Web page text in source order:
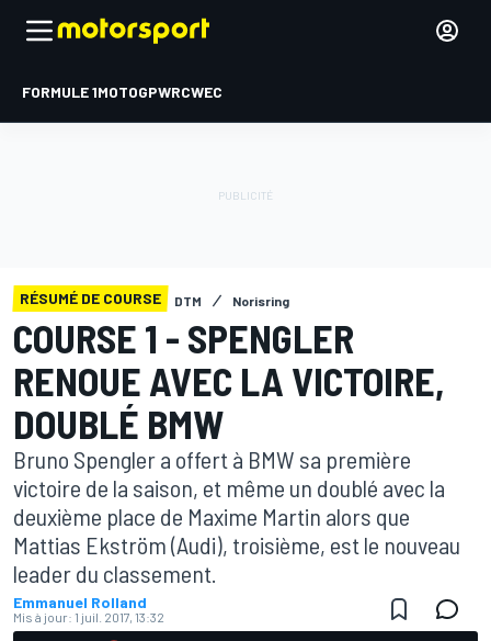
FORMULE 1MOTOGPWRCWEC
RÉSUMÉ DE COURSE DTM Norisring
COURSE 1 - SPENGLER
RENOUE AVEC LA VICTOIRE,
DOUBLÉ BMW
Bruno Spengler a offert à BMW sa première
victoire de la saison, et même un doublé avec la
deuxième place de Maxime Martin alors que
Mattias Ekström (Audi), troisième, est le nouveau
leader du classement.
Emmanuel Rolland
Mis à jour: 1 juil. 2017, 13:32